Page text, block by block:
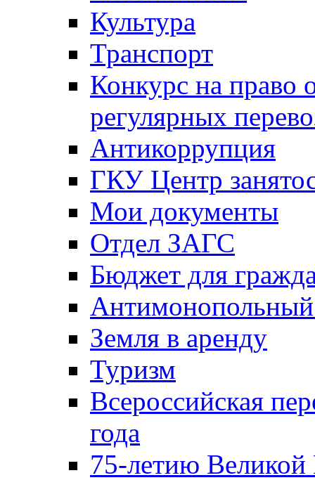
Культура
Транспорт
Конкурс на право
регулярных
Антикоррупция
ГКУ Центр
Мои документы
Отдел ЗАГС
Бюджет для
Антимонопольный
Земля в аренду
Туризм
Всероссийская
года
75-летию